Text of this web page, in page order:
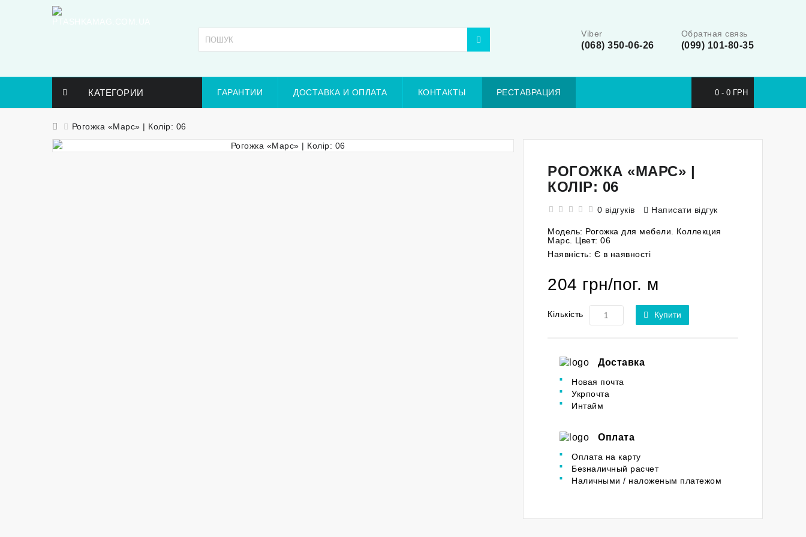
Обратная связь
(099) 101-80-35
Viber
(068) 350-06-26
КАТЕГОРИИ ГАРАНТИИ ДОСТАВКА И ОПЛАТА КОНТАКТЫ РЕСТАВРАЦИЯ 0 - 0 ГРН
Рогожка «Марс» | Колір: 06
РОГОЖКА «МАРС» |
КОЛІР: 06
0 відгуків Написати відгук
Модель: Рогожка для мебели. Коллекция
Марс. Цвет: 06
Наявність: Є в наявності
204 грн/пог. м
Кількість Купити
Доставка
Новая почта
Укрпочта
Интайм
Оплата
Оплата на карту
Безналичный расчет
Наличными / наложеным платежом